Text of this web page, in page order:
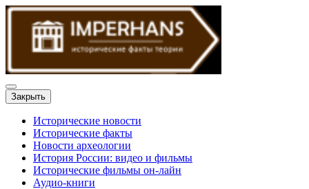
Закрыть
Исторические новости
Исторические факты
Новости археологии
История России: видео и фильмы
Исторические фильмы он-лайн
Аудио-книги